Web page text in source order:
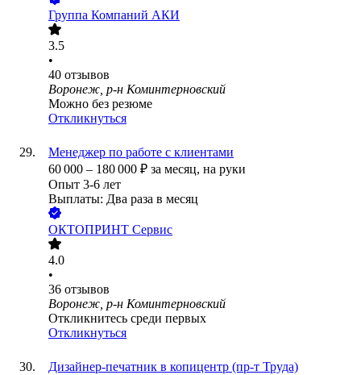
Группа Компаний АКИ
3.5
•
40 отзывов
Воронеж, р-н Коминтерновский
Можно без резюме
Откликнуться
Менеджер по работе с клиентами
60 000 – 180 000 ₽ за месяц, на руки
Опыт 3-6 лет
Выплаты: Два раза в месяц
ОКТОПРИНТ Сервис
4.0
•
36 отзывов
Воронеж, р-н Коминтерновский
Откликнитесь среди первых
Откликнуться
Дизайнер-печатник в копицентр (пр-т Труда)